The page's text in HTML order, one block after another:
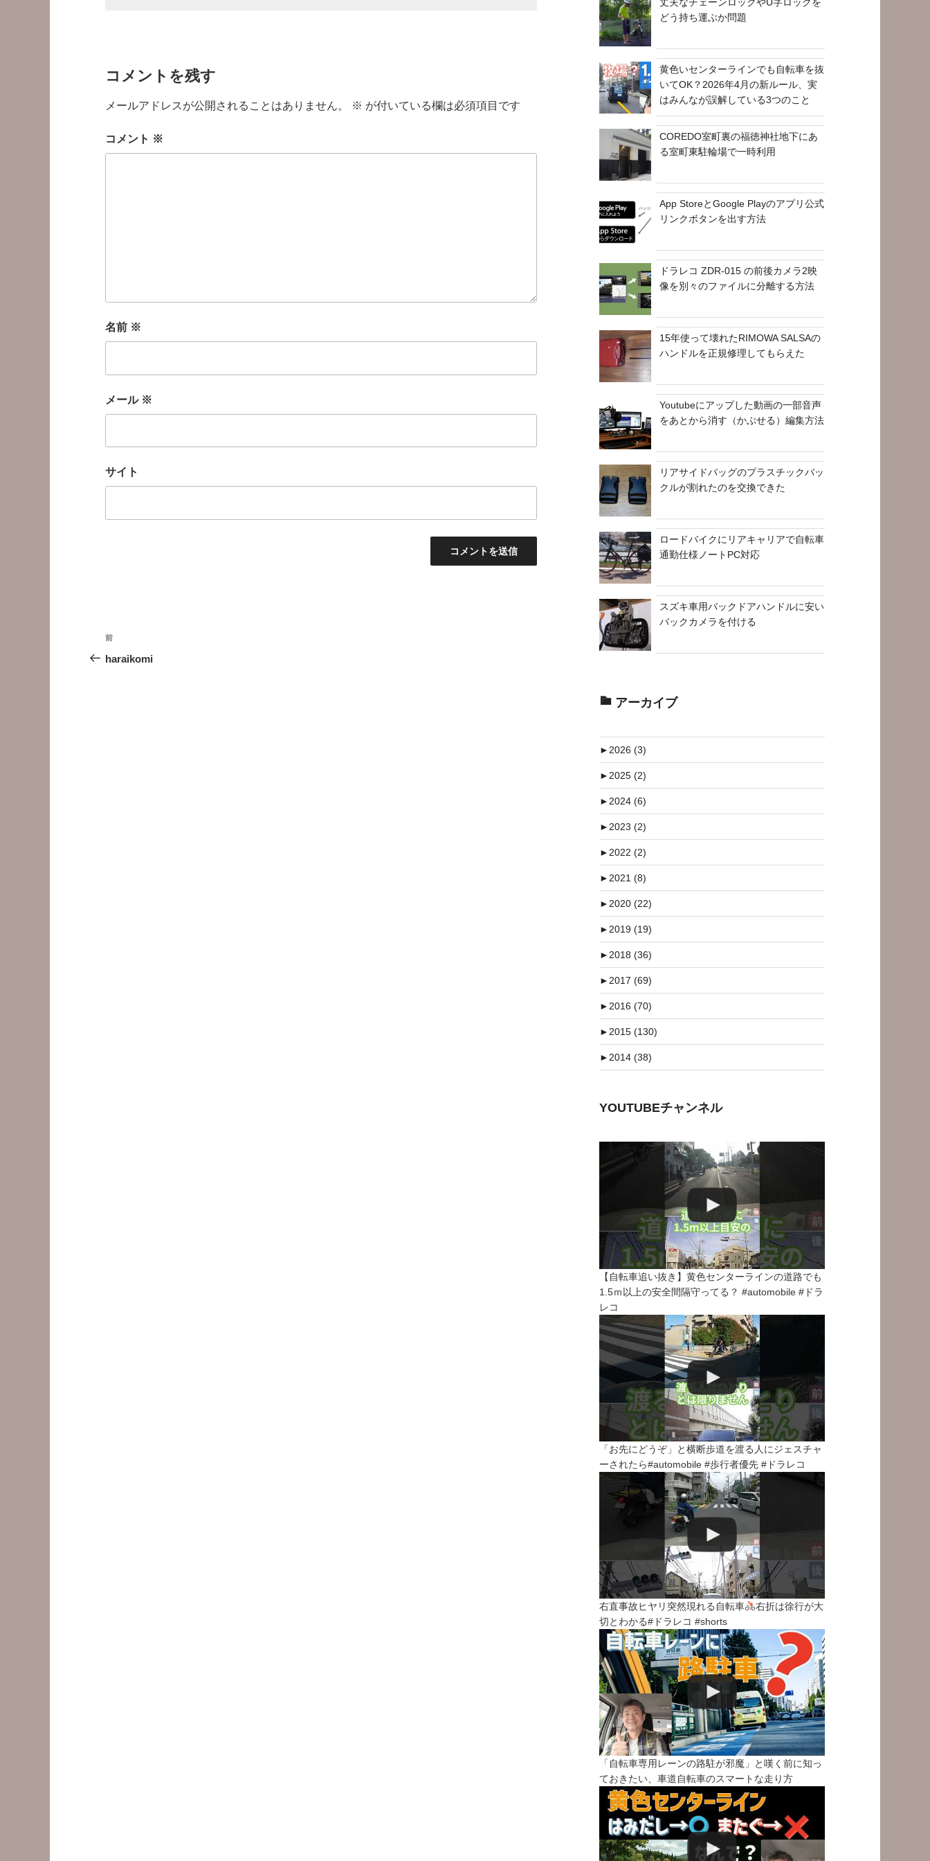
コメントを残す
メールアドレスが公開されることはありません。 ※ が付いている欄は必須項目です
コメント ※
名前 ※
メール ※
サイト
投
稿
前
の
前
haraikomi
どう持ち運ぶか問題
黄色いセンターラインでも自転車を抜
いてOK？2026年4月の新ルール、実
はみんなが誤解している3つのこと
COREDO室町裏の福徳神社地下にあ
る室町東駐輪場で一時利用
App StoreとGoogle Playのアプリ公式
リンクボタンを出す方法
ドラレコ ZDR-015 の前後カメラ2映
像を別々のファイルに分離する方法
15年使って壊れたRIMOWA SALSAの
ハンドルを正規修理してもらえた
Youtubeにアップした動画の一部音声
をあとから消す（かぶせる）編集方法
リアサイドバッグのプラスチックバッ
クルが割れたのを交換できた
ロードバイクにリアキャリアで自転車
通勤仕様ノートPC対応
スズキ車用バックドアハンドルに安い
バックカメラを付ける
アーカイブ
►2026 (3)
►2025 (2)
►2024 (6)
►2023 (2)
►2022 (2)
►2021 (8)
►2020 (22)
►2019 (19)
►2018 (36)
►2017 (69)
►2016 (70)
►2015 (130)
►2014 (38)
YOUTUBEチャンネル
【自転車追い抜き】黄色センターラインの道路でも
1.5ｍ以上の安全間隔守ってる？ #automobile #ドラ
レコ
「お先にどうぞ」と横断歩道を渡る人にジェスチャ
ーされたら#automobile #歩行者優先 #ドラレコ
右直事故ヒヤリ突然現れる自転車
右折は徐行が大
切とわかる#ドラレコ #shorts
「自転車専用レーンの路駐が邪魔」と嘆く前に知っ
ておきたい、車道自転車のスマートな走り方